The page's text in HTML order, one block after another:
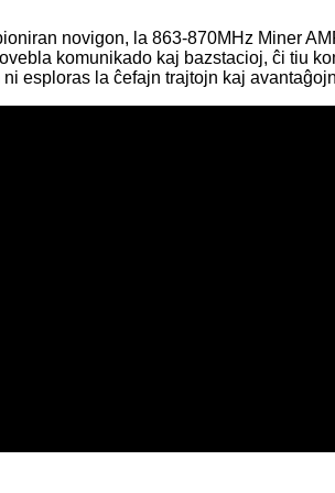
novigon, la 863-870MHz Miner
komunikado kaj bazstacioj, ĉi tiu
esploras la ĉefajn trajtojn kaj